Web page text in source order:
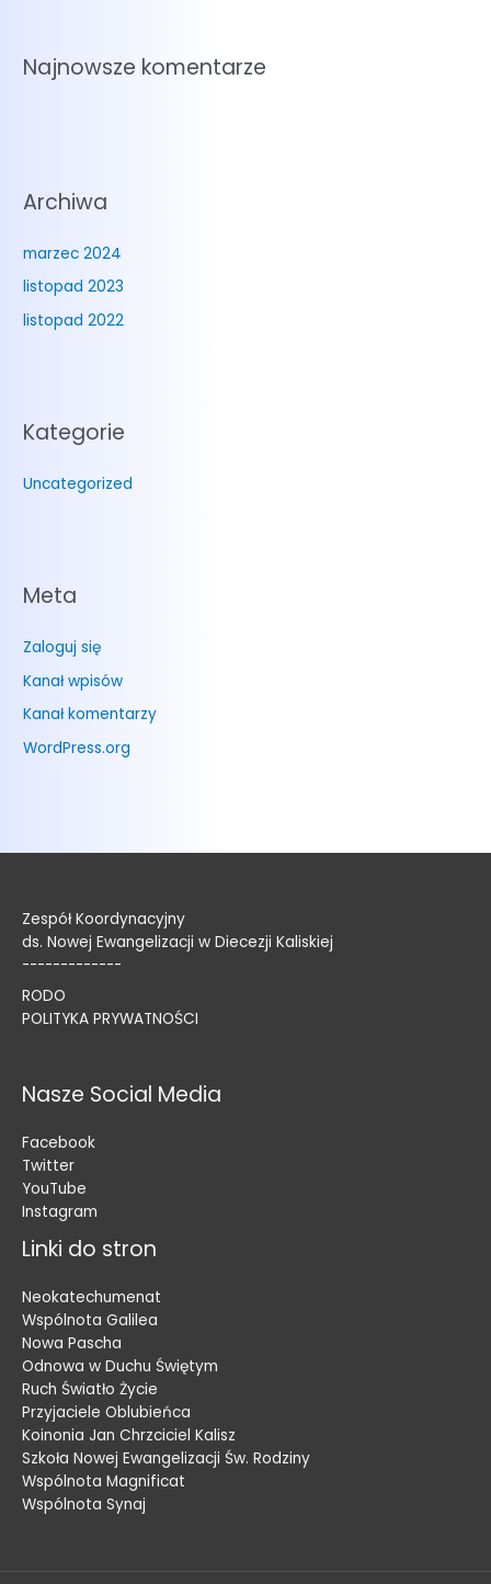
Najnowsze komentarze
Archiwa
marzec 2024
listopad 2023
listopad 2022
Kategorie
Uncategorized
Meta
Zaloguj się
Kanał wpisów
Kanał komentarzy
WordPress.org
Zespół Koordynacyjny
ds. Nowej Ewangelizacji w Diecezji Kaliskiej
-------------
RODO
POLITYKA PRYWATNOŚCI
Nasze Social Media
Facebook
Twitter
YouTube
Instagram
Linki do stron
Neokatechumenat
Wspólnota Galilea
Nowa Pascha
Odnowa w Duchu Świętym
Ruch Światło Życie
Przyjaciele Oblubieńca
Koinonia Jan Chrzciciel Kalisz
Szkoła Nowej Ewangelizacji Św. Rodziny
Wspólnota Magnificat
Wspólnota Synaj